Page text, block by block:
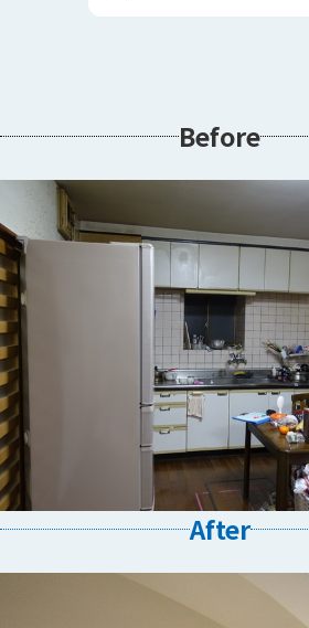
Before
After